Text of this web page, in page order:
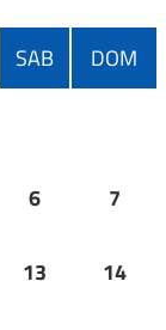
SAB DOM
6 7
13 14